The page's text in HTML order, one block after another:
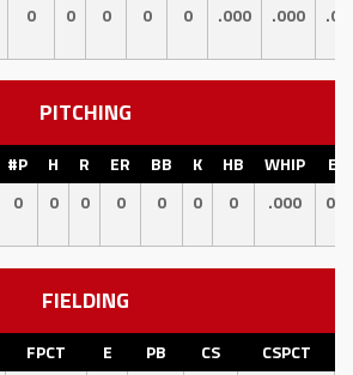
0 0 0 0 0 .000 .000
PITCHING
#P H R ER BB K HB WHIP
0 0 0 0 0 0 0 .000
FIELDING
FPCT E PB CS
CSPCT